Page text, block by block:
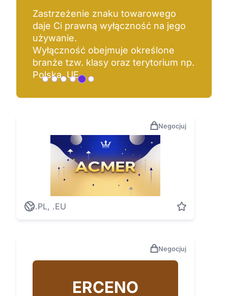
Zastrzeżenie znaku towarowego
daje Ci prawną wyłączność na jego
używanie.
Wyłączność obejmuje określone
branże tzw. klasy oraz terytorium np.
Polska, UE.
Negocjuj
.PL, .EU
Negocjuj
ERCENO